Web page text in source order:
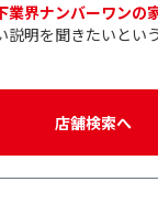
業界ナンバーワンの
説明を聞きたいとい
店舗検索へ